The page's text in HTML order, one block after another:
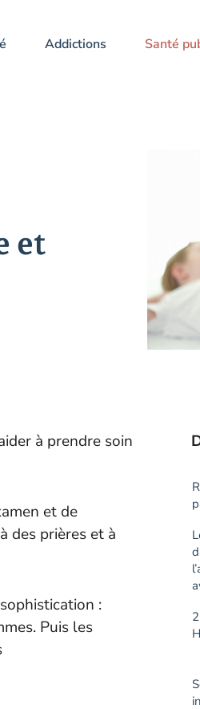
Addictions Santé
et
à prendre soin
et de
des prières et à
:
Puis les